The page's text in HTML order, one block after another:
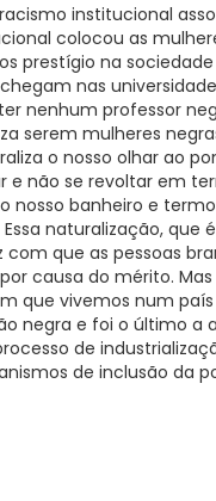
institucional
colocou as
prestígio na sociedade
nas
nenhum professor
serem mulheres
o nosso olhar ao
e não se revoltar em
nosso banheiro e
naturalização, que
que as pessoas
causa do mérito. Mas
que vivemos num
negra e foi o último a
de
de inclusão da